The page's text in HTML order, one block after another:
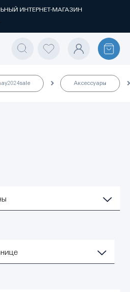
ИНТЕРНЕТ-МАГАЗИН
Аксессуары